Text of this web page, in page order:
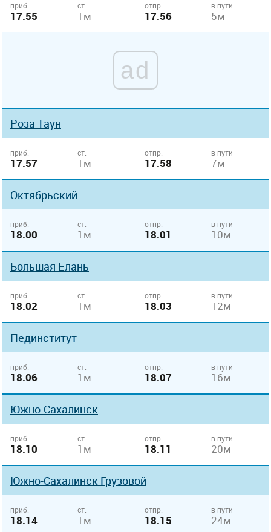
приб.
17.55
ст.
1м
отпр.
17.56
в пути
5м
ad
Роза Таун
приб.
17.57
ст.
1м
отпр.
17.58
в пути
7м
Октябрьский
приб.
18.00
ст.
1м
отпр.
18.01
в пути
10м
Большая Елань
приб.
18.02
ст.
1м
отпр.
18.03
в пути
12м
Пединститут
приб.
18.06
ст.
1м
отпр.
18.07
в пути
16м
Южно-Сахалинск
приб.
18.10
ст.
1м
отпр.
18.11
в пути
20м
Южно-Сахалинск Грузовой
приб.
18.14
ст.
1м
отпр.
18.15
в пути
24м